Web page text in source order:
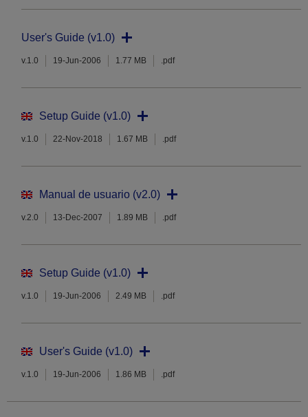
User's Guide (v1.0)
v.1.0 19-Jun-2006 1.77 MB .pdf
Setup Guide (v1.0)
v.1.0 22-Nov-2018 1.67 MB .pdf
Manual de usuario (v2.0)
v.2.0 13-Dec-2007 1.89 MB .pdf
Setup Guide (v1.0)
v.1.0 19-Jun-2006 2.49 MB .pdf
User's Guide (v1.0)
v.1.0 19-Jun-2006 1.86 MB .pdf